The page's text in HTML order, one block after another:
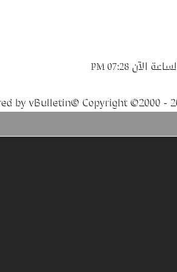
الآن 07:28 PM
by vBulletin® Copyright ©2000 -